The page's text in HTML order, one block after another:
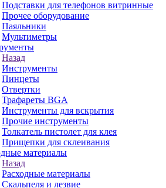
Подставки для телефонов витринные
Прочее оборудование
Паяльники
Мультиметры
Назад
Инструменты
Пинцеты
Отвертки
Трафареты BGA
Инструменты для вскрытия
Прочие инструменты
Толкатель пистолет для клея
Прищепки для склеивания
материалы
Назад
Расходные материалы
Скальпеля и лезвие